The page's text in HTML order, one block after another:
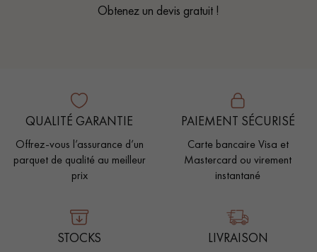
Obtenez un devis gratuit !
QUALITÉ GARANTIE
Offrez-vous l’assurance d’un
parquet de qualité au meilleur
prix
PAIEMENT SÉCURISÉ
Carte bancaire Visa et
Mastercard ou virement
instantané
STOCKS LIVRAISON